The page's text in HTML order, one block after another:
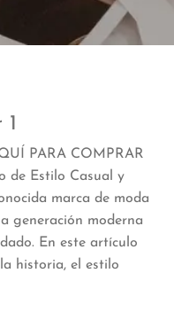
PARA COMPRAR
de Estilo Casual y
marca de moda
generación moderna
En este artículo
historia, el estilo